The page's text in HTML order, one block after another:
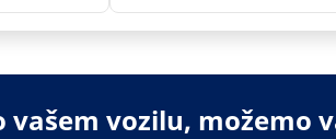
vašem vozilu,